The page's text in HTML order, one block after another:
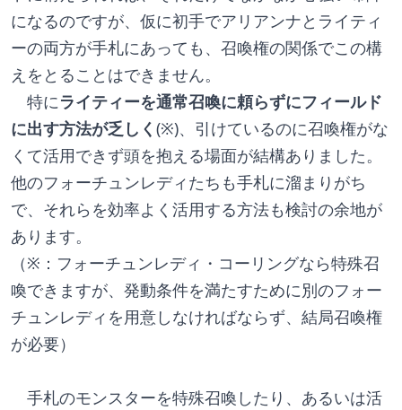
になるのですが、 仮に初手でアリアンナとライティ
ーの両方が手札にあっても、召喚権の関係でこの構
えをとることはできません。
特にライティーを通常召喚に頼らずにフィールド
に出す方法が乏しく (※)、引けているのに召喚権がな
くて活用できず頭を抱える場面が結構ありました。
他のフォーチュンレディたちも手札に溜まりがち
で、それらを効率よく活用する方法も検討の余地が
あります。
（※：フォーチュンレディ・コーリングなら特殊召
喚できますが、発動条件を満たすために別のフォー
チュンレディを用意しなければならず、結局召喚権
が必要）
手札のモンスターを特殊召喚したり、あるいは活